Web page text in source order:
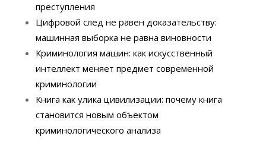
преступления
Цифровой след не равен доказательству:
машинная выборка не равна виновности
Криминология машин: как искусственный
интеллект меняет предмет современной
криминологии
Книга как улика цивилизации: почему книга
становится новым объектом
криминологического анализа